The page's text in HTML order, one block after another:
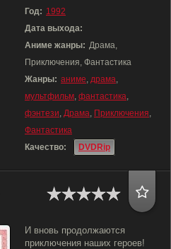
Год: 1992
Дата выхода:
Аниме жанры: Драма,
Приключения, Фантастика
Жанры: аниме, драма,
мультфильм, фантастика,
фэнтези, Драма, Приключения,
Фантастика
Качество:
DVDRip
И вновь продолжаются
приключения наших героев!